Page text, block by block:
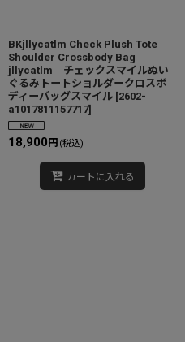
BKjllycatlm Check Plush Tote
Shoulder Crossbody Bag
jllycatlm チェックスマイルぬい
ぐるみトートショルダークロスボ
ディーバッグスマイル [2602-
a1017811157717]
18,900 円 (税込)
カートに入れる